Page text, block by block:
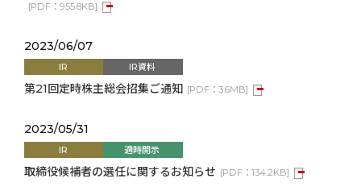
[PDF： 955.8KB]
2023/06/07
IR IR資料
第21回定時株主総会招集ご通知 [PDF： 3.6MB]
2023/05/31
IR 適時開示
取締役候補者の選任に関するお知らせ [PDF： 134.2KB]